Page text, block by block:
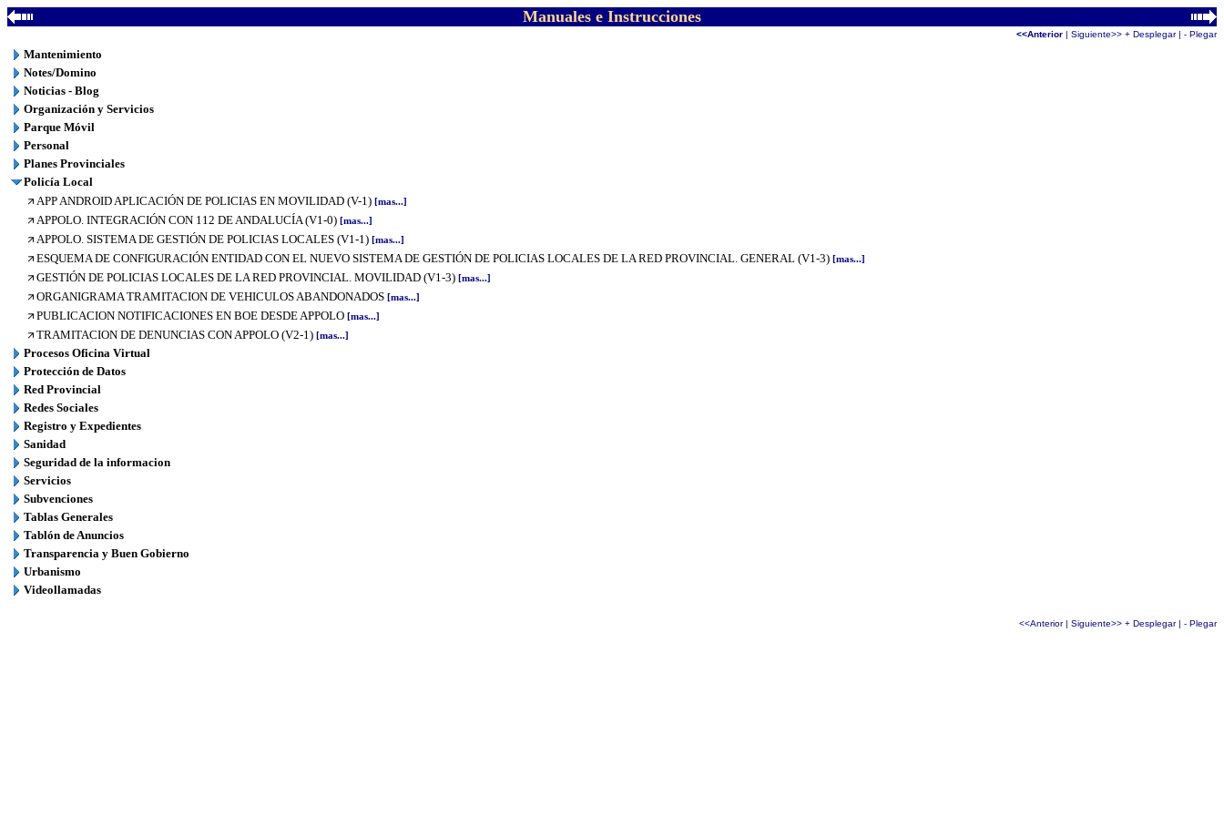
Manuales e Instrucciones
<<Anterior | Siguiente>> + Desplegar| - Plegar
Mantenimiento
Notes/Domino
Noticias - Blog
Organización y Servicios
Parque Móvil
Personal
Planes Provinciales
Policía Local
APP ANDROID APLICACIÓN DE POLICIAS EN MOVILIDAD (V-1) [mas...]
APPOLO. INTEGRACIÓN CON 112 DE ANDALUCÍA (V1-0) [mas...]
APPOLO. SISTEMA DE GESTIÓN DE POLICIAS LOCALES (V1-1) [mas...]
ESQUEMA DE CONFIGURACIÓN ENTIDAD CON EL NUEVO SISTEMA DE GESTIÓN DE POLICIAS LOCALES DE LA RED PROVINCIAL. GENERAL (V1-3) [mas...]
GESTIÓN DE POLICIAS LOCALES DE LA RED PROVINCIAL. MOVILIDAD (V1-3) [mas...]
ORGANIGRAMA TRAMITACION DE VEHICULOS ABANDONADOS [mas...]
PUBLICACION NOTIFICACIONES EN BOE DESDE APPOLO [mas...]
TRAMITACION DE DENUNCIAS CON APPOLO (V2-1) [mas...]
Procesos Oficina Virtual
Protección de Datos
Red Provincial
Redes Sociales
Registro y Expedientes
Sanidad
Seguridad de la informacion
Servicios
Subvenciones
Tablas Generales
Tablón de Anuncios
Transparencia y Buen Gobierno
Urbanismo
Videollamadas
<<Anterior| Siguiente>> + Desplegar| - Plegar